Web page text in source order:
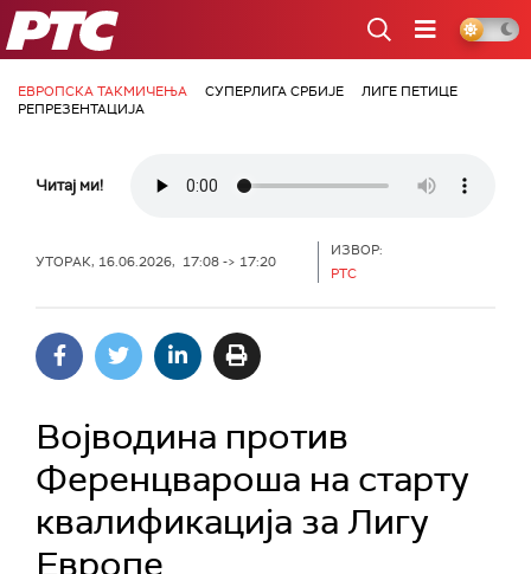
РТС
ЕВРОПСКА ТАКМИЧЕЊА СУПЕРЛИГА СРБИЈЕ
ЛИГЕ ПЕТИЦЕ
РЕПРЕЗЕНТАЦИЈА
Читај ми!
УТОРАК, 16.06.2026, 17:08 -> 17:20
ИЗВОР:
РТС
Војводина против
Ференцвароша на старту
квалификација за Лигу
Европе